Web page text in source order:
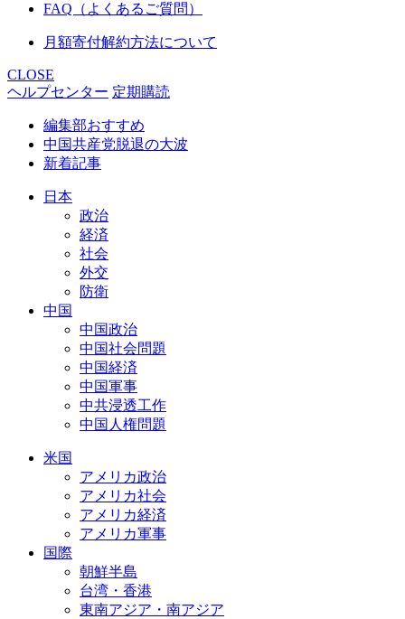
FAQ（よくあるご質問）
月額寄付解約方法について
CLOSE
ヘルプセンター 定期購読
編集部おすすめ
中国共産党脱退の大波
新着記事
日本
政治
経済
社会
外交
防衛
中国
中国政治
中国社会問題
中国経済
中国軍事
中共浸透工作
中国人権問題
米国
アメリカ政治
アメリカ社会
アメリカ経済
アメリカ軍事
国際
朝鮮半島
台湾・香港
東南アジア・南アジア